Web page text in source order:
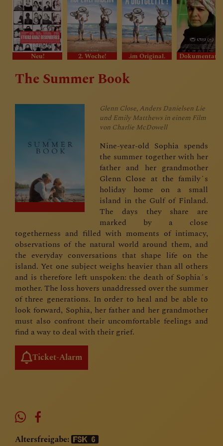
Neu! 2. Woche! .im Original.
The Summer Book
Glenn Close, Anders Danielsen Lie
und Emily Matthews in einem Film
von Charlie McDowell
Nine-year-old Sophia spends
the summer together with her
father and her grandmother
Glenn Close at the family´s
holiday home on a small
island in the Gulf of Finland.
The days they share are
marked by a close
togetherness and filled with moments of intimacy,
observations of the natural world around them, and
the everyday conversations that shape life on the
island. Yet one subject weighs heavier than all others
and is therefore left unspoken: the death of Sophia´s
mother. The loss hovers unaddressed over the summer
of three generations. In order to heal and be able to
look forward, Sophia, her father and her grandmother
must also confront their uncomfortable feelings and
find a way to deal with their grief.
Ticket-Alarm
Altersfreigabe: